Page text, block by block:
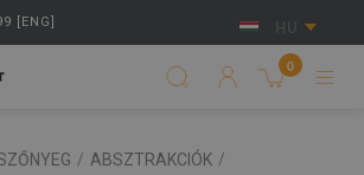
[ENG] HU
0
/ ABSZTRAKCIÓK /